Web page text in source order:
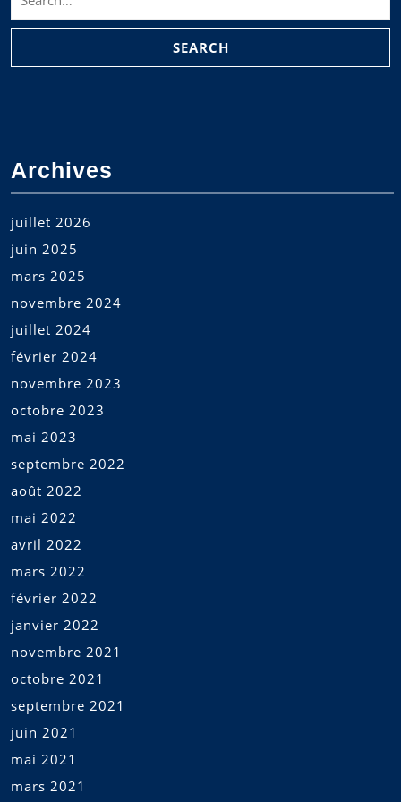
for:
Archives
juillet 2026
juin 2025
mars 2025
novembre 2024
juillet 2024
février 2024
novembre 2023
octobre 2023
mai 2023
septembre 2022
août 2022
mai 2022
avril 2022
mars 2022
février 2022
janvier 2022
novembre 2021
octobre 2021
septembre 2021
juin 2021
mai 2021
mars 2021